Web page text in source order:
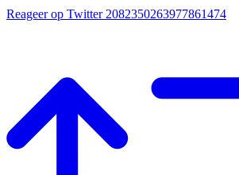
Reageer op Twitter 2082350263977861474